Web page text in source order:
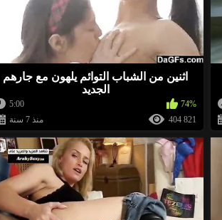
اثنين من الشباب التوائم يلهون مع جارهم
الجديد
5:00
74%
منذ 7 سنة
404 821